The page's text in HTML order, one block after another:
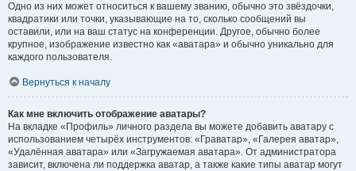
Одно из них может относиться к вашему званию, обычно это звёздочки,
квадратики или точки, указывающие на то, сколько сообщений вы
оставили, или на ваш статус на конференции. Другое, обычно более
крупное, изображение известно как «аватара» и обычно уникально для
каждого пользователя.
Вернуться к началу
Как мне включить отображение аватары?
На вкладке «Профиль» личного раздела вы можете добавить аватару с
использованием четырёх инструментов: «Граватар», «Галерея аватар»,
«Удалённая аватара» или «Загружаемая аватара». От администратора
зависит, включена ли поддержка аватар, а также какие типы аватар могут